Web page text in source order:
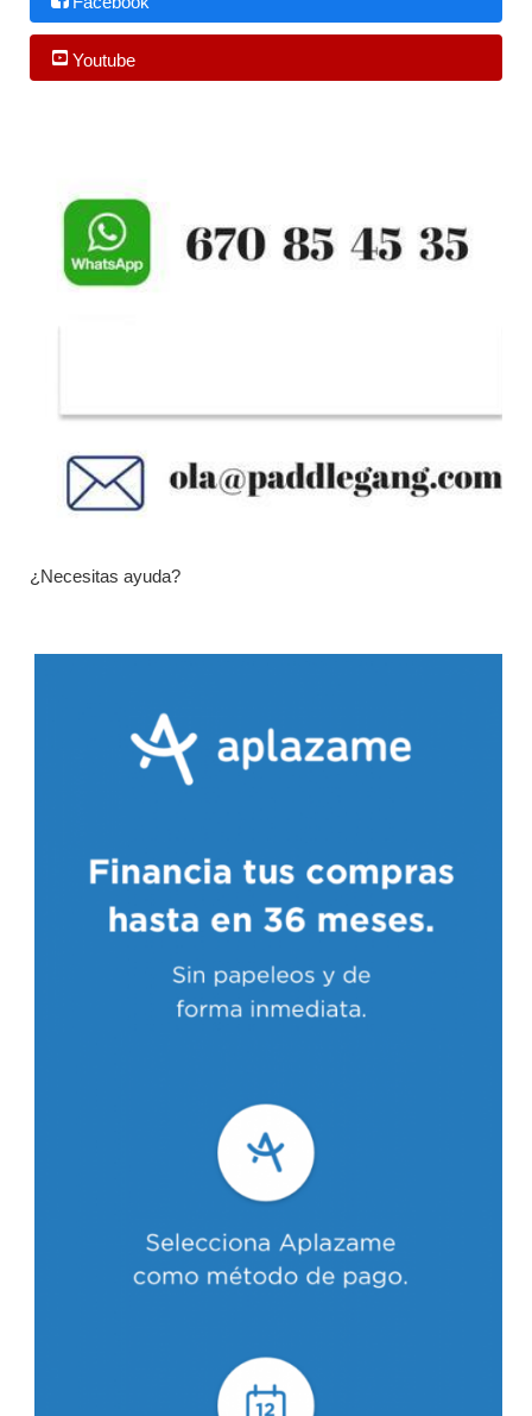
Youtube
¿Necesitas ayuda?